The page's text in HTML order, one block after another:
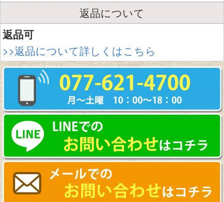
返品について
返品可
>>返品について詳しくはこちら